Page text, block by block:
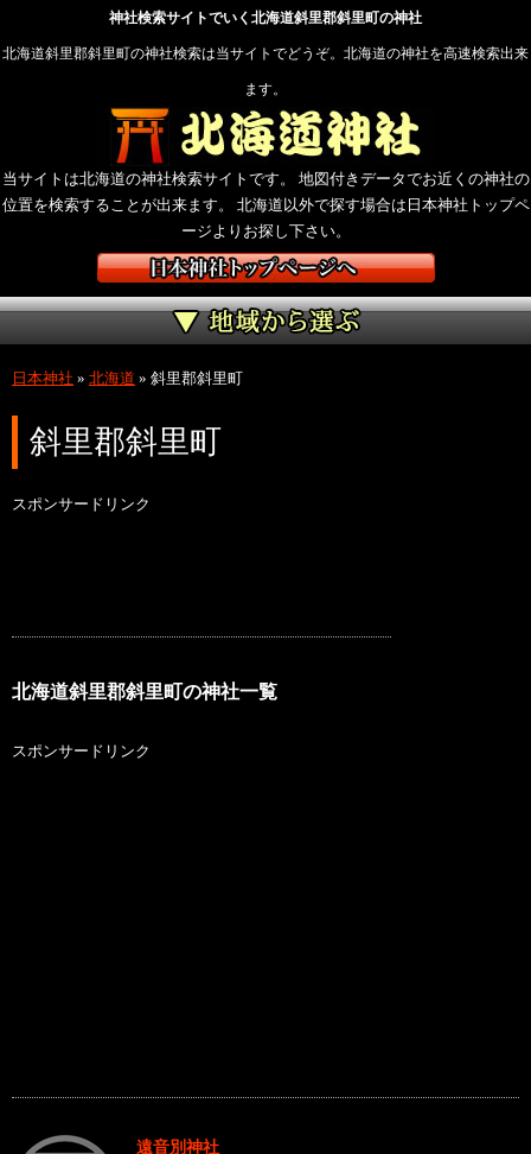
神社検索サイトでいく北海道斜里郡斜里町の神社
北海道斜里郡斜里町の神社検索は当サイトでどうぞ。北海道の神社を高速検索出来
ます。
当サイトは北海道の神社検索サイトです。 地図付きデータでお近くの神社の
位置を検索することが出来ます。 北海道以外で探す場合は日本神社トップペ
ージよりお探し下さい。
日本神社 » 北海道 » 斜里郡斜里町
斜里郡斜里町
スポンサードリンク
北海道斜里郡斜里町の神社一覧
スポンサードリンク
遠音別神社